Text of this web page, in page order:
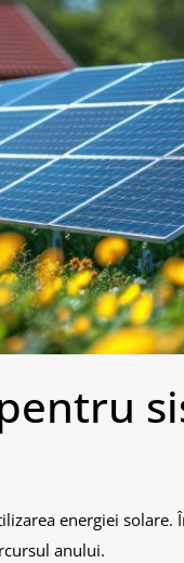
energiei solare.
anului.